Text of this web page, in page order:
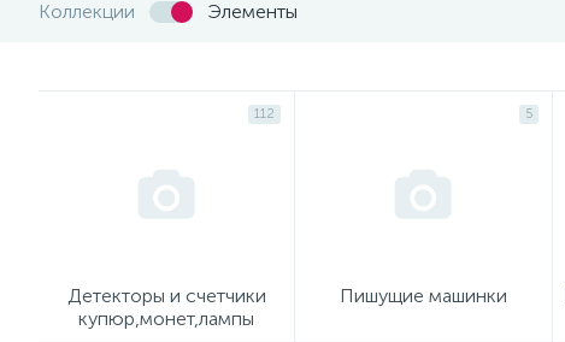
Коллекции Элементы
112
Детекторы и счетчики
купюр,монет,лампы
5
Пишущие машинки